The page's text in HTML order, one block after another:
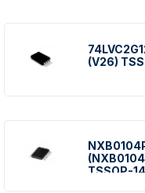
(V26)
TSSOP-14